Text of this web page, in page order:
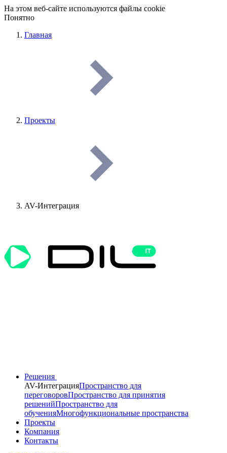
На этом веб-сайте используются файлы cookie
Понятно
Главная
Проекты
AV-Интеграция
Решения
AV-ИнтеграцияПространство для
переговоровПространство для принятия
решенийПространство для
обученияМногофункциональные пространства
Проекты
Компания
Контакты